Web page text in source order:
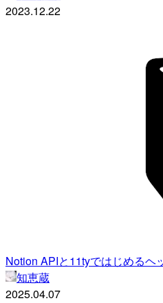
2023.12.22
Notion APIと11tyではじめるヘ
知恵蔵
2025.04.07